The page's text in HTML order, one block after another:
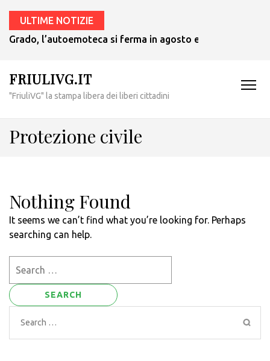
ULTIME NOTIZIE
Grado, l’autoemoteca si ferma in agosto e ritornerà in
FRIULIVG.IT
"FriuliVG" la stampa libera dei liberi cittadini
Protezione civile
Nothing Found
It seems we can’t find what you’re looking for. Perhaps
searching can help.
Search
for: